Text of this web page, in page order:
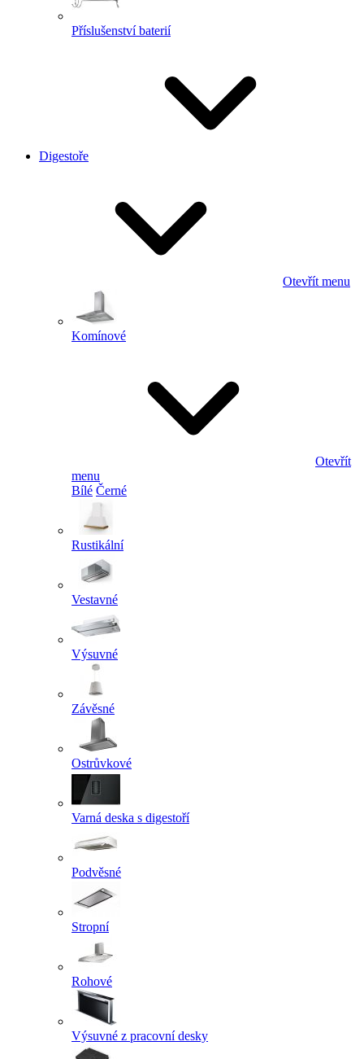
Příslušenství baterií
Digestoře
Otevřít menu
Komínové
Otevřít
menu
Bílé Černé
Rustikální
Vestavné
Výsuvné
Závěsné
Ostrůvkové
Varná deska s digestoří
Podvěsné
Stropní
Rohové
Výsuvné z pracovní desky